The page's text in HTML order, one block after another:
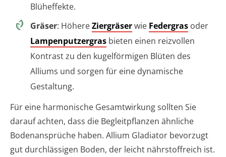
Blüheffekte.
Gräser: HöhereZiergräserwie Federgras oder
Lampenputzergras bieten einen reizvollen
Kontrast zu den kugelförmigen Blüten des
Alliums und sorgen für eine dynamische
Gestaltung.
Für eine harmonische Gesamtwirkung sollten Sie
darauf achten, dass die Begleitpflanzen ähnliche
Bodenansprüche haben. Allium Gladiator bevorzugt
gut durchlässigen Boden, der leicht nährstoffreich ist.